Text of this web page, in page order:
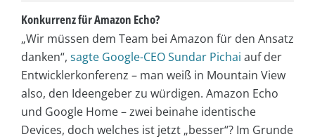
Konkurrenz für Amazon Echo?
„Wir müssen dem Team bei Amazon für den Ansatz
danken“, sagte Google-CEO Sundar Pichai auf der
Entwicklerkonferenz – man weiß in Mountain View
also, den Ideengeber zu würdigen. Amazon Echo
und Google Home – zwei beinahe identische
Devices, doch welches ist jetzt „besser“? Im Grunde